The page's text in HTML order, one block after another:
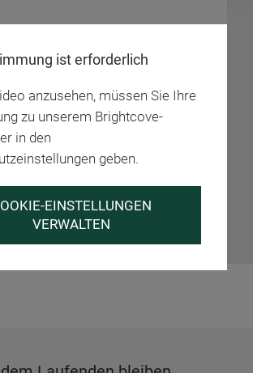
ist erforderlich
anzusehen, müssen Sie Ihre
zu unserem Brightcove-
in den
geben.
EINSTELLUNGEN
VERWALTEN